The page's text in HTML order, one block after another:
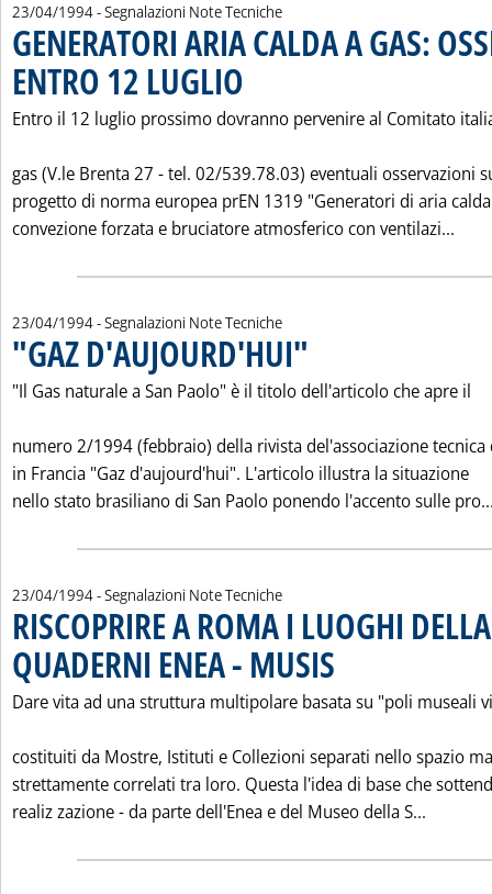
23/04/1994- Segnalazioni Note Tecniche
GENERATORI ARIA CALDA A GAS:
ENTRO 12 LUGLIO
Entro il 12 luglio prossimo dovranno pervenire al Comitato
gas (V.le Brenta 27 - tel. 02/539.78.03) eventuali osservazioni
progetto di norma europea prEN 1319 "Generatori di aria calda
convezione forzata e bruciatore atmosferico con ventilazi...
23/04/1994- Segnalazioni Note Tecniche
"GAZ D'AUJOURD'HUI"
"Il Gas naturale a San Paolo" è il titolo dell'articolo che apre il
numero 2/1994 (febbraio) della rivista del'associazione tecnica
in Francia "Gaz d'aujourd'hui". L'articolo illustra la situazione
nello stato brasiliano di San Paolo ponendo l'accento sulle
23/04/1994- Segnalazioni Note Tecniche
RISCOPRIRE A ROMA I LUOGHI
QUADERNI ENEA - MUSIS
Dare vita ad una struttura multipolare basata su "poli museali
costituiti da Mostre, Istituti e Collezioni separati nello spazio ma
strettamente correlati tra loro. Questa l'idea di base che
realiz zazione - da parte dell'Enea e del Museo della S...